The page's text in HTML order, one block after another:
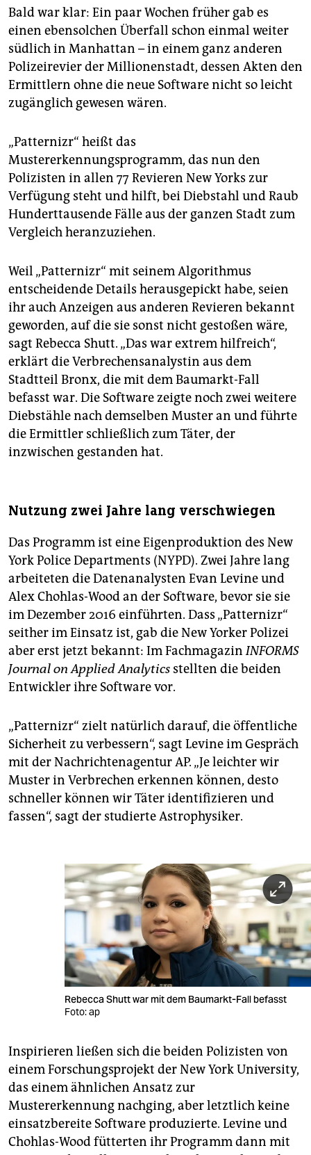
Bald war klar: Ein paar Wochen früher gab es
einen ebensolchen Überfall schon einmal weiter
südlich in Manhattan – in einem ganz anderen
Polizeirevier der Millionenstadt, dessen Akten den
Ermittlern ohne die neue Software nicht so leicht
zugänglich gewesen wären.
„Patternizr“ heißt das
Mustererkennungsprogramm, das nun den
Polizisten in allen 77 Revieren New Yorks zur
Verfügung steht und hilft, bei Diebstahl und Raub
Hunderttausende Fälle aus der ganzen Stadt zum
Vergleich heranzuziehen.
Weil „Patternizr“ mit seinem Algorithmus
entscheidende Details herausgepickt habe, seien
ihr auch Anzeigen aus anderen Revieren bekannt
geworden, auf die sie sonst nicht gestoßen wäre,
sagt Rebecca Shutt. „Das war extrem hilfreich“,
erklärt die Verbrechensanalystin aus dem
Stadtteil Bronx, die mit dem Baumarkt-Fall
befasst war. Die Software zeigte noch zwei weitere
Diebstähle nach demselben Muster an und führte
die Ermittler schließlich zum Täter, der
inzwischen gestanden hat.
Nutzung zwei Jahre lang verschwiegen
Das Programm ist eine Eigenproduktion des New
York Police Departments (NYPD). Zwei Jahre lang
arbeiteten die Datenanalysten Evan Levine und
Alex Chohlas-Wood an der Software, bevor sie sie
im Dezember 2016 einführten. Dass „Patternizr“
seither im Einsatz ist, gab die New Yorker Polizei
aber erst jetzt bekannt: Im FachmagazinINFORMS
Journal on Applied Analytics stellten die beiden
Entwickler ihre Software vor.
„Patternizr“ zielt natürlich darauf, die öffentliche
Sicherheit zu verbessern“, sagt Levine im Gespräch
mit der Nachrichtenagentur AP. „Je leichter wir
Muster in Verbrechen erkennen können, desto
schneller können wir Täter identifizieren und
fassen“, sagt der studierte Astrophysiker.
Rebecca Shutt war mit dem Baumarkt-Fall befasst
Foto: ap
Inspirieren ließen sich die beiden Polizisten von
einem Forschungsprojekt der New York University,
das einem ähnlichen Ansatz zur
Mustererkennung nachging, aber letztlich keine
einsatzbereite Software produzierte. Levine und
Chohlas-Wood fütterten ihr Programm dann mit